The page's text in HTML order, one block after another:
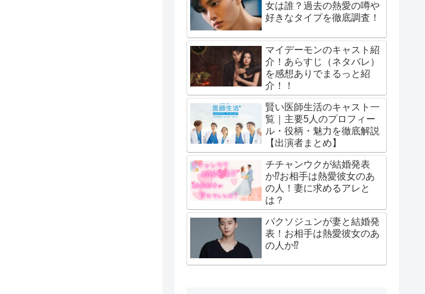
女は誰？過去の熱愛の噂や
好きなタイプを徹底調査！
マイデーモンのキャスト紹
介！あらすじ（ネタバレ）
を感想ありでまるっと紹
介！！
賢い医師生活のキャスト一
覧｜主要5人のプロフィー
ル・役柄・魅力を徹底解説
【出演者まとめ】
チチャンウクが結婚発表
か⁉お相手は熱愛彼女のあ
の人！妻に求めるアレと
は？
パクソジュンが妻と結婚発
表！お相手は熱愛彼女のあ
の人か⁉